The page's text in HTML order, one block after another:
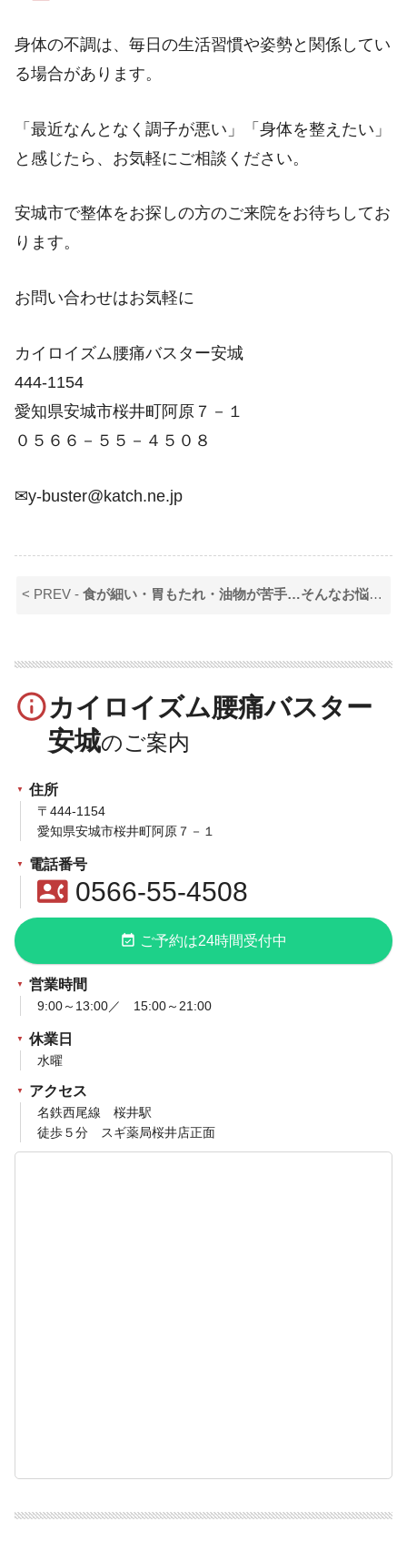
身体の不調は、毎日の生活習慣や姿勢と関係してい
る場合があります。
「最近なんとなく調子が悪い」「身体を整えたい」
と感じたら、お気軽にご相談ください。
安城市で整体をお探しの方のご来院をお待ちしてお
ります。
お問い合わせはお気軽に
カイロイズム腰痛バスター安城
444-1154
愛知県安城市桜井町阿原７－１
０５６６－５５－４５０８
✉y-buster@katch.ne.jp
< PREV -食が細い・胃もたれ・油物が苦手…そんなお悩みはありませんか？
info_outlineカイロイズム腰痛バスター
安城
住所
〒444-1154
愛知県安城市桜井町阿原７－１
電話番号
contact_phone0566-55-4508
event_available ご予約は24時間受付中
営業時間
9:00～13:00／ 15:00～21:00
休業日
水曜
アクセス
名鉄西尾線 桜井駅
徒歩５分 スギ薬局桜井店正面